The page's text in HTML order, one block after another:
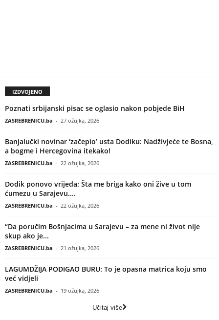
IZDVOJENO
Poznati srbijanski pisac se oglasio nakon pobjede BiH
ZASREBRENICU.ba - 27 ožujka, 2026
Banjalučki novinar ‘začepio’ usta Dodiku: Nadživjeće te Bosna,
a bogme i Hercegovina itekako!
ZASREBRENICU.ba - 22 ožujka, 2026
Dodik ponovo vrijeđa: Šta me briga kako oni žive u tom
ćumezu u Sarajevu....
ZASREBRENICU.ba - 22 ožujka, 2026
“Da poručim Bošnjacima u Sarajevu – za mene ni život nije
skup ako je...
ZASREBRENICU.ba - 21 ožujka, 2026
LAGUMDŽIJA PODIGAO BURU: To je opasna matrica koju smo
već vidjeli
ZASREBRENICU.ba - 19 ožujka, 2026
Učitaj više